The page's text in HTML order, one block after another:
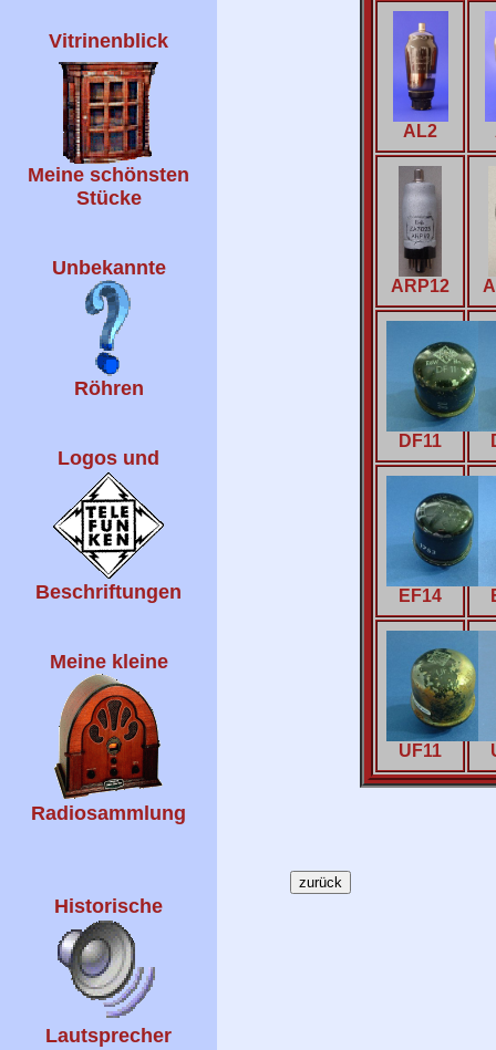
Vitrinenblick
Meine schönsten
Stücke
Unbekannte
Röhren
Logos und
Beschriftungen
Meine kleine
Radiosammlung
Historische
Lautsprecher
AL2
ARP12
DF11
EF14
UF11